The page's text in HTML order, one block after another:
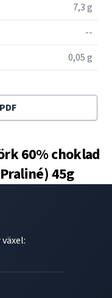
7,3 g
--
0,05 g
60% choklad
45g